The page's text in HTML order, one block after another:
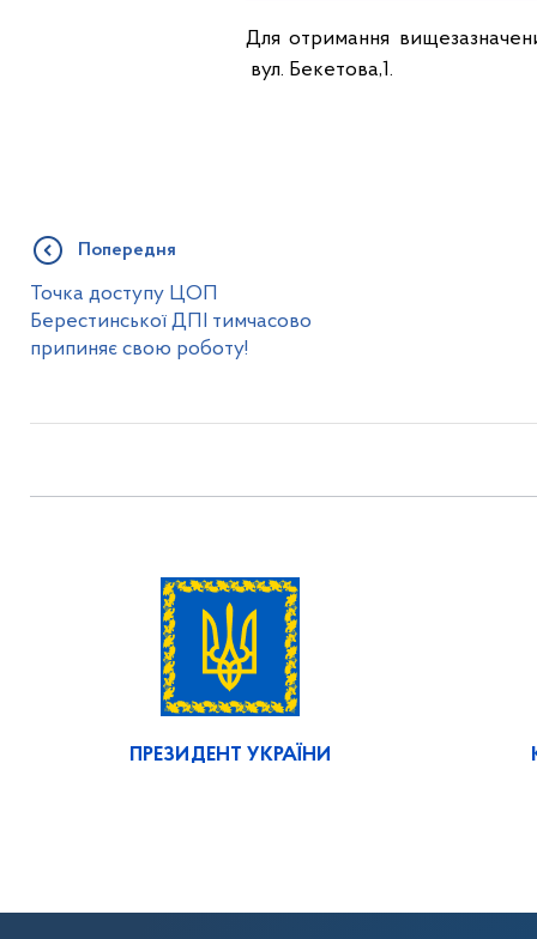
Для отримання
вул. Бекетова,1.
Попередня
Точка доступу ЦОП
Берестинської ДПІ тимчасово
припиняє свою роботу!
ПРЕЗИДЕНТ УКРАЇНИ